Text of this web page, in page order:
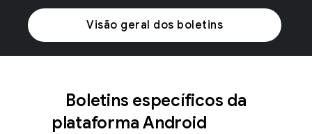
Visão geral dos boletins
Boletins específicos da
plataforma Android